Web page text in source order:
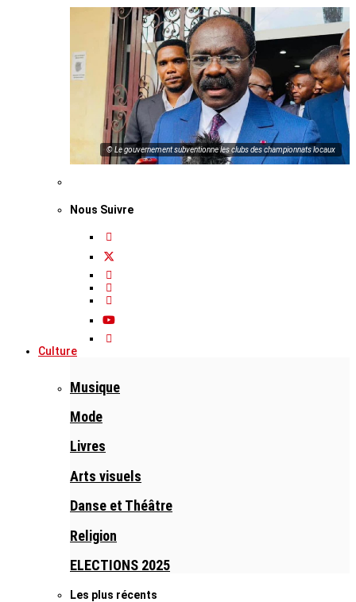
© Le gouvernement subventionne les clubs des championnats locaux
Nous Suivre
Culture
Musique
Mode
Livres
Arts visuels
Danse et Théâtre
Religion
ELECTIONS 2025
Les plus récents